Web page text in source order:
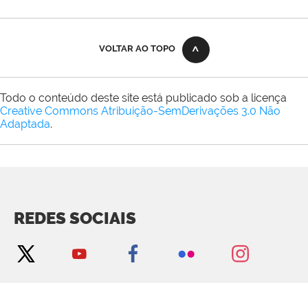
VOLTAR AO TOPO
Todo o conteúdo deste site está publicado sob a licença
Creative Commons Atribuição-SemDerivações 3.0 Não
Adaptada.
REDES SOCIAIS